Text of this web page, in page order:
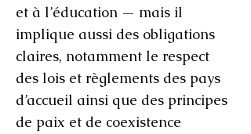
et à l’éducation — mais il
implique aussi des obligations
claires, notamment le respect
des lois et règlements des pays
d’accueil ainsi que des principes
de paix et de coexistence